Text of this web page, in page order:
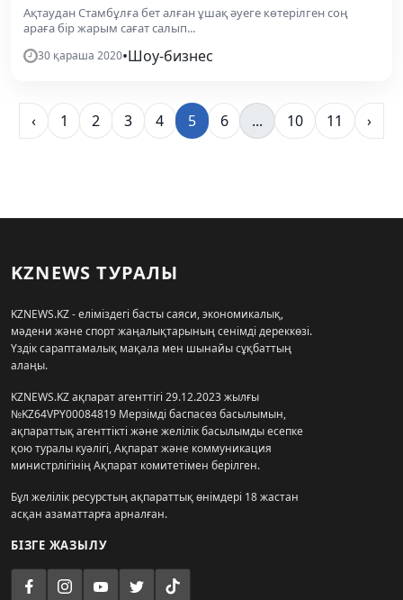
Ақтаудан Стамбұлға бет алған ұшақ әуеге көтерілген соң
араға бір жарым сағат салып...
30 қараша 2020•Шоу-бизнес
‹ 1 2 3 4 5 6 ... 10 11 ›
KZNEWS ТУРАЛЫ
KZNEWS.KZ - еліміздегі басты саяси, экономикалық,
мәдени және спорт жаңалықтарының сенімді дереккөзі.
Үздік сараптамалық мақала мен шынайы сұқбаттың
алаңы.
KZNEWS.KZ ақпарат агенттігі 29.12.2023 жылғы
№KZ64VPY00084819 Мерзімді баспасөз басылымын,
ақпараттық агенттікті және желілік басылымды есепке
қою туралы куәлігі, Ақпарат және коммуникация
министрлігінің Ақпарат комитетімен берілген.
Бұл желілік ресурстың ақпараттық өнімдері 18 жастан
асқан азаматтарға арналған.
БІЗГЕ ЖАЗЫЛУ